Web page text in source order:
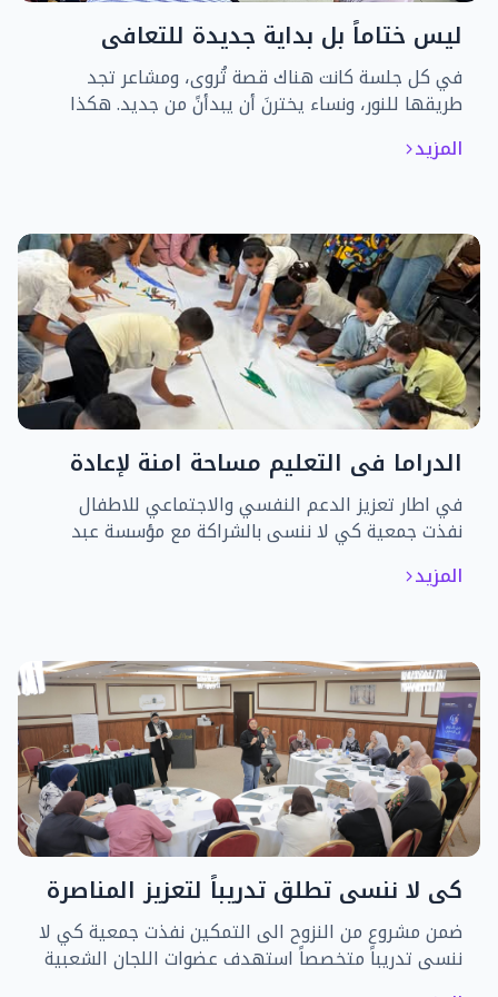
ليس ختاماً بل بداية جديدة للتعافي
في كل جلسة كانت هناك قصة تُروى، ومشاعر تجد
طريقها للنور، ونساء يخترنَ أن يبدأنً من جديد. هكذا
جلسات الدعم النفسي المخصصة للنساء المتضررات من
المزيد
الدراما في التعليم مساحة امنة لإعادة
اكتشاف الذات لأطفال النزوح .
في اطار تعزيز الدعم النفسي والاجتماعي للاطفال
نفذت جمعية كي لا ننسى بالشراكة مع مؤسسة عبد
المزيد
كي لا ننسى تطلق تدريباً لتعزيز المناصرة
والقيادة النسوية بالمخيمات
ضمن مشروع من النزوح الى التمكين نفذت جمعية كي لا
ننسى تدريباً متخصصاً استهدف عضوات اللجان الشعبية